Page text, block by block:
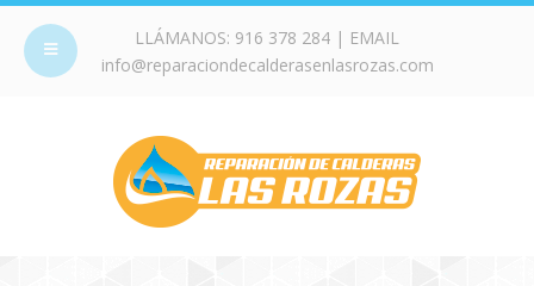
LLÁMANOS: 916 378 284 | EMAIL
info@reparaciondecalderasenlasrozas.com